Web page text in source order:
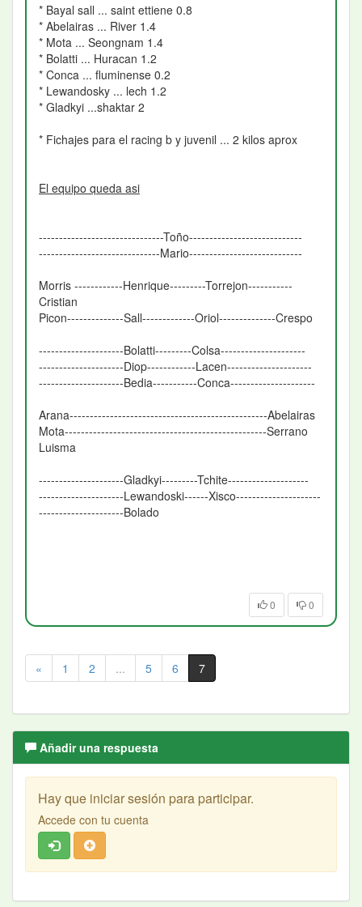
* Bayal sall ... saint ettiene 0.8
* Abelairas ... River 1.4
* Mota ... Seongnam 1.4
* Bolatti ... Huracan 1.2
* Conca ... fluminense 0.2
* Lewandosky ... lech 1.2
* Gladkyi ...shaktar 2
* Fichajes para el racing b y juvenil ... 2 kilos aprox
El equipo queda asi
-------------------------------Toño----------------------------
------------------------------Mario----------------------------
Morris ------------Henrique---------Torrejon-----------
Cristian
Picon--------------Sall-------------Oriol--------------Crespo
---------------------Bolatti---------Colsa---------------------
---------------------Diop------------Lacen---------------------
---------------------Bedia-----------Conca---------------------
Arana-------------------------------------------------Abelairas
Mota--------------------------------------------------Serrano
Luisma
---------------------Gladkyi---------Tchite--------------------
---------------------Lewandoski------Xisco---------------------
---------------------Bolado
0 0
« 1 2 ... 5 6 7
Añadir una respuesta
Hay que iniciar sesión para participar.
Accede con tu cuenta